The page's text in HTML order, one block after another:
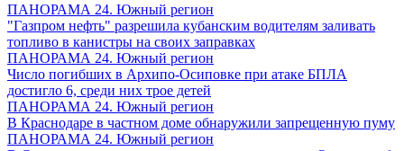
ПАНОРАМА 24. Южный регион
"Газпром нефть" разрешила кубанским водителям заливать
топливо в канистры на своих заправках
ПАНОРАМА 24. Южный регион
Число погибших в Архипо-Осиповке при атаке БПЛА
достигло 6, среди них трое детей
ПАНОРАМА 24. Южный регион
В Краснодаре в частном доме обнаружили запрещенную пуму
ПАНОРАМА 24. Южный регион